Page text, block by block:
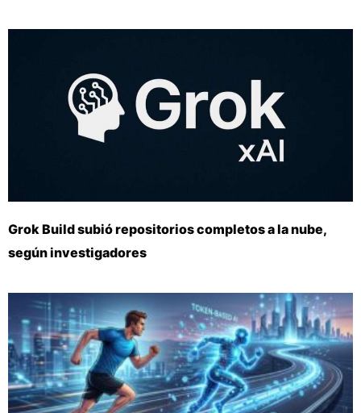
Grok Build subió repositorios completos a la nube,
según investigadores